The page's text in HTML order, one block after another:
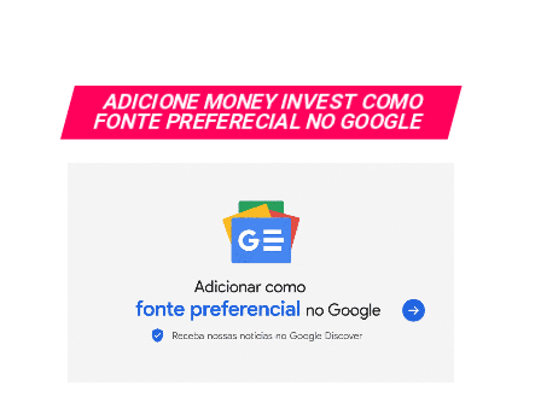
ADICIONE MONEY INVEST COMO
FONTE PREFERECIAL NO GOOGLE